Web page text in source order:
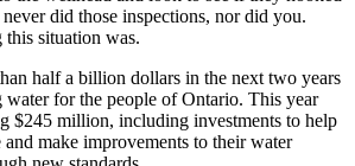
did those inspections, nor did you.
situation was.
half a billion dollars in the next two years
water for the people of Ontario. This year
$245 million, including investments to help
make improvements to their water